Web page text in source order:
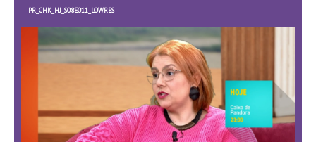
PR_CHK_HJ_S08E011_LOWRES